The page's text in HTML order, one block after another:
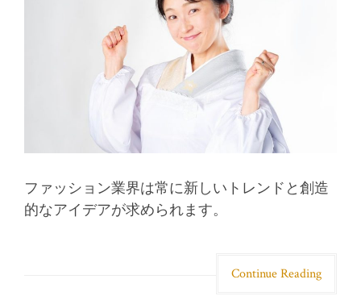
ファッション業界は常に新しいトレンドと創造
的なアイデアが求められます。
Continue Reading